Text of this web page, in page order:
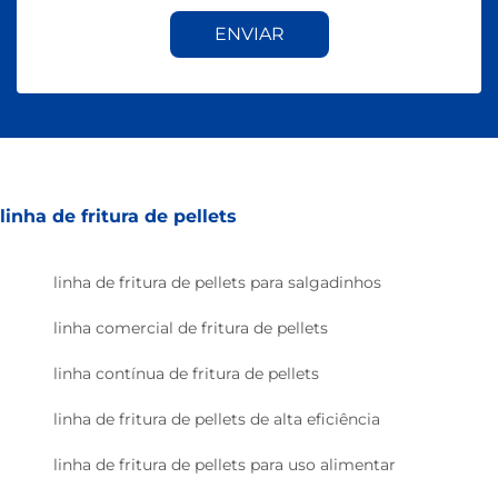
ENVIAR
linha de fritura de pellets
linha de fritura de pellets para salgadinhos
linha comercial de fritura de pellets
linha contínua de fritura de pellets
linha de fritura de pellets de alta eficiência
linha de fritura de pellets para uso alimentar